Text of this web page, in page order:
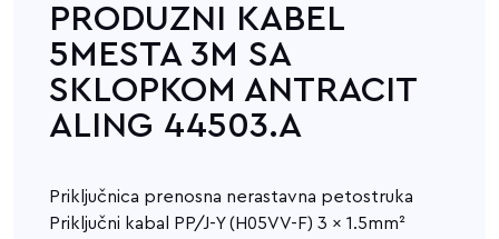
PRODUZNI KABEL
5MESTA 3M SA
SKLOPKOM ANTRACIT
ALING 44503.A
Priključnica prenosna nerastavna petostruka
Priključni kabal PP/J-Y (H05VV-F) 3 x 1.5mm²